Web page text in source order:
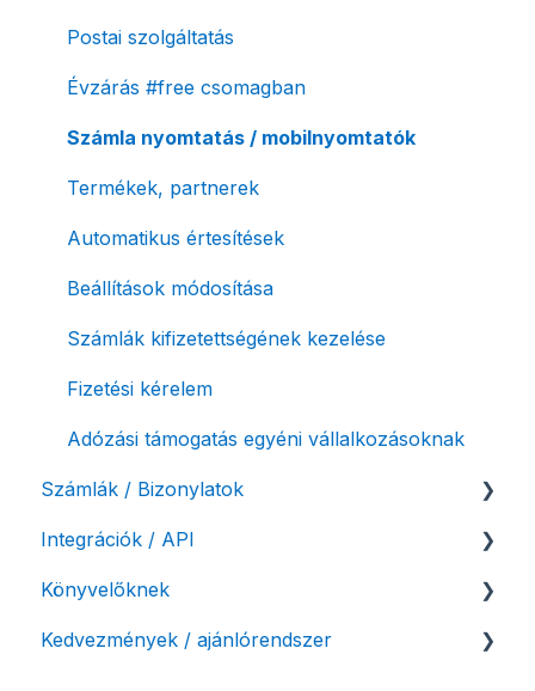
Postai szolgáltatás
Évzárás #free csomagban
Számla nyomtatás / mobilnyomtatók
Termékek, partnerek
Automatikus értesítések
Beállítások módosítása
Számlák kifizetettségének kezelése
Fizetési kérelem
Adózási támogatás egyéni vállalkozásoknak
Számlák / Bizonylatok
Sztornó-, és helyesbítő számla
Díjbekérő, szállítólevél
Előlegszámla, végszámla
Integrációk / API
API interfész, Számla Agent
Webshop pluginok
Könyvelőknek
Listák / adatexport
Kedvezmények / ajánlórendszer